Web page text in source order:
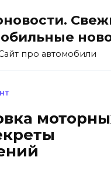
про автомобили